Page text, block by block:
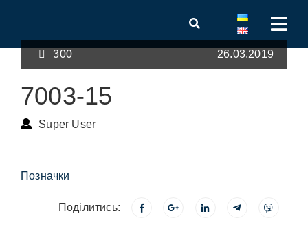
300 26.03.2019
7003-15
Super User
Позначки
Поділитись: